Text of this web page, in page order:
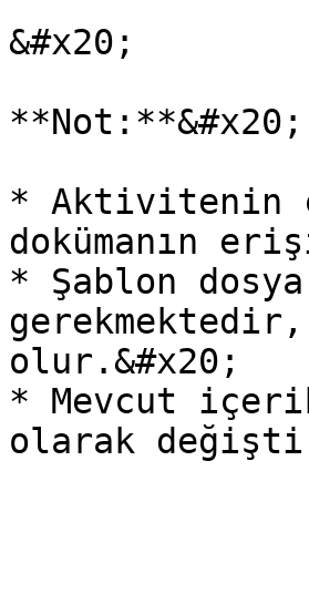
&#x20;
**Not:**&#x20;
* Aktivitenin
dokümanın
* Şablon
olur.&#x20;
* Mevcut